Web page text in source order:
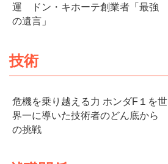
運 ドン・キホーテ創業者「最強
の遺言」
技術
危機を乗り越える力 ホンダF１を世
界一に導いた技術者のどん底から
の挑戦